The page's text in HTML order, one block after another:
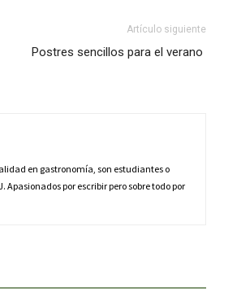
Artículo siguiente
Postres sencillos para el verano
en gastronomía, son estudiantes o
Apasionados por escribir pero sobre todo por